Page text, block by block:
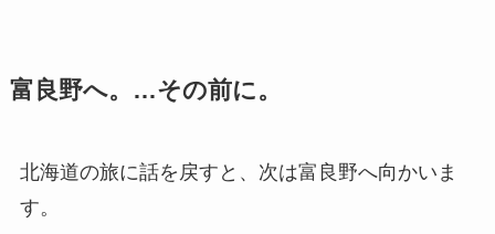
富良野へ。…その前に。
北海道の旅に話を戻すと、次は富良野へ向かいま
す。